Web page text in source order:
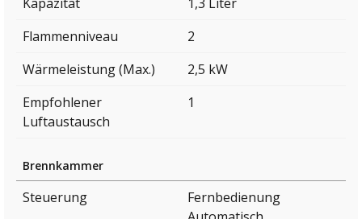
Flammenniveau
2
Wärmeleistung (Max.)
2,5 kW
Empfohlener
Luftaustausch
1
Brennkammer
Steuerung
Fernbedienung